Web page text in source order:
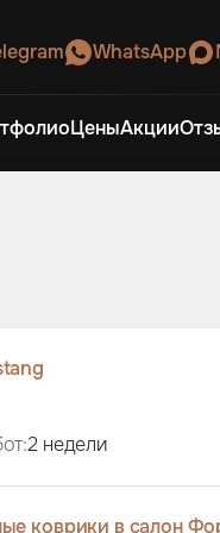
WhatsApp
ЦеныАкции
2 недели
коврики в салон